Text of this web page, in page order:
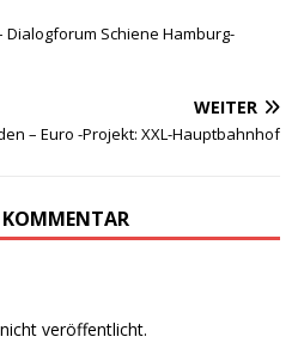
Dialogforum Schiene Hamburg-
WEITER
– Euro -Projekt: XXL-Hauptbahnhof
KOMMENTAR
veröffentlicht.